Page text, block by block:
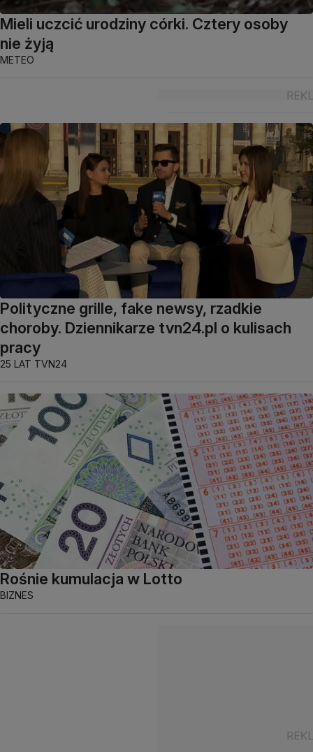
Mieli uczcić urodziny córki. Cztery osoby
nie żyją
METEO
Polityczne grille, fake newsy, rzadkie
choroby. Dziennikarze tvn24.pl o kulisach
pracy
25 LAT TVN24
Rośnie kumulacja w Lotto
BIZNES